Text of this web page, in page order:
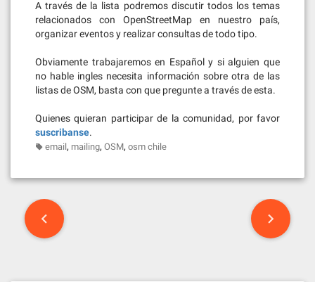
A través de la lista podremos discutir todos los temas
relacionados con OpenStreetMap en nuestro país,
organizar eventos y realizar consultas de todo tipo.
Obviamente trabajaremos en Español y si alguien que
no hable ingles necesita información sobre otra de las
listas de OSM, basta con que pregunte a través de esta.
Quienes quieran participar de la comunidad, por favor
suscribanse.
email, mailing, OSM, osm chile
Post
navigation